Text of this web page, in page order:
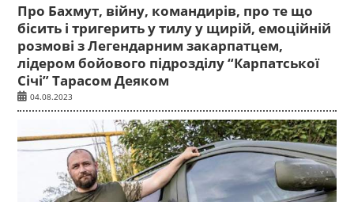
Про Бахмут, війну, командирів, про те що
бісить і тригерить у тилу у щирій, емоційній
розмові з Легендарним закарпатцем,
лідером бойового підрозділу “Карпатської
Січі” Тарасом Деяком
04.08.2023